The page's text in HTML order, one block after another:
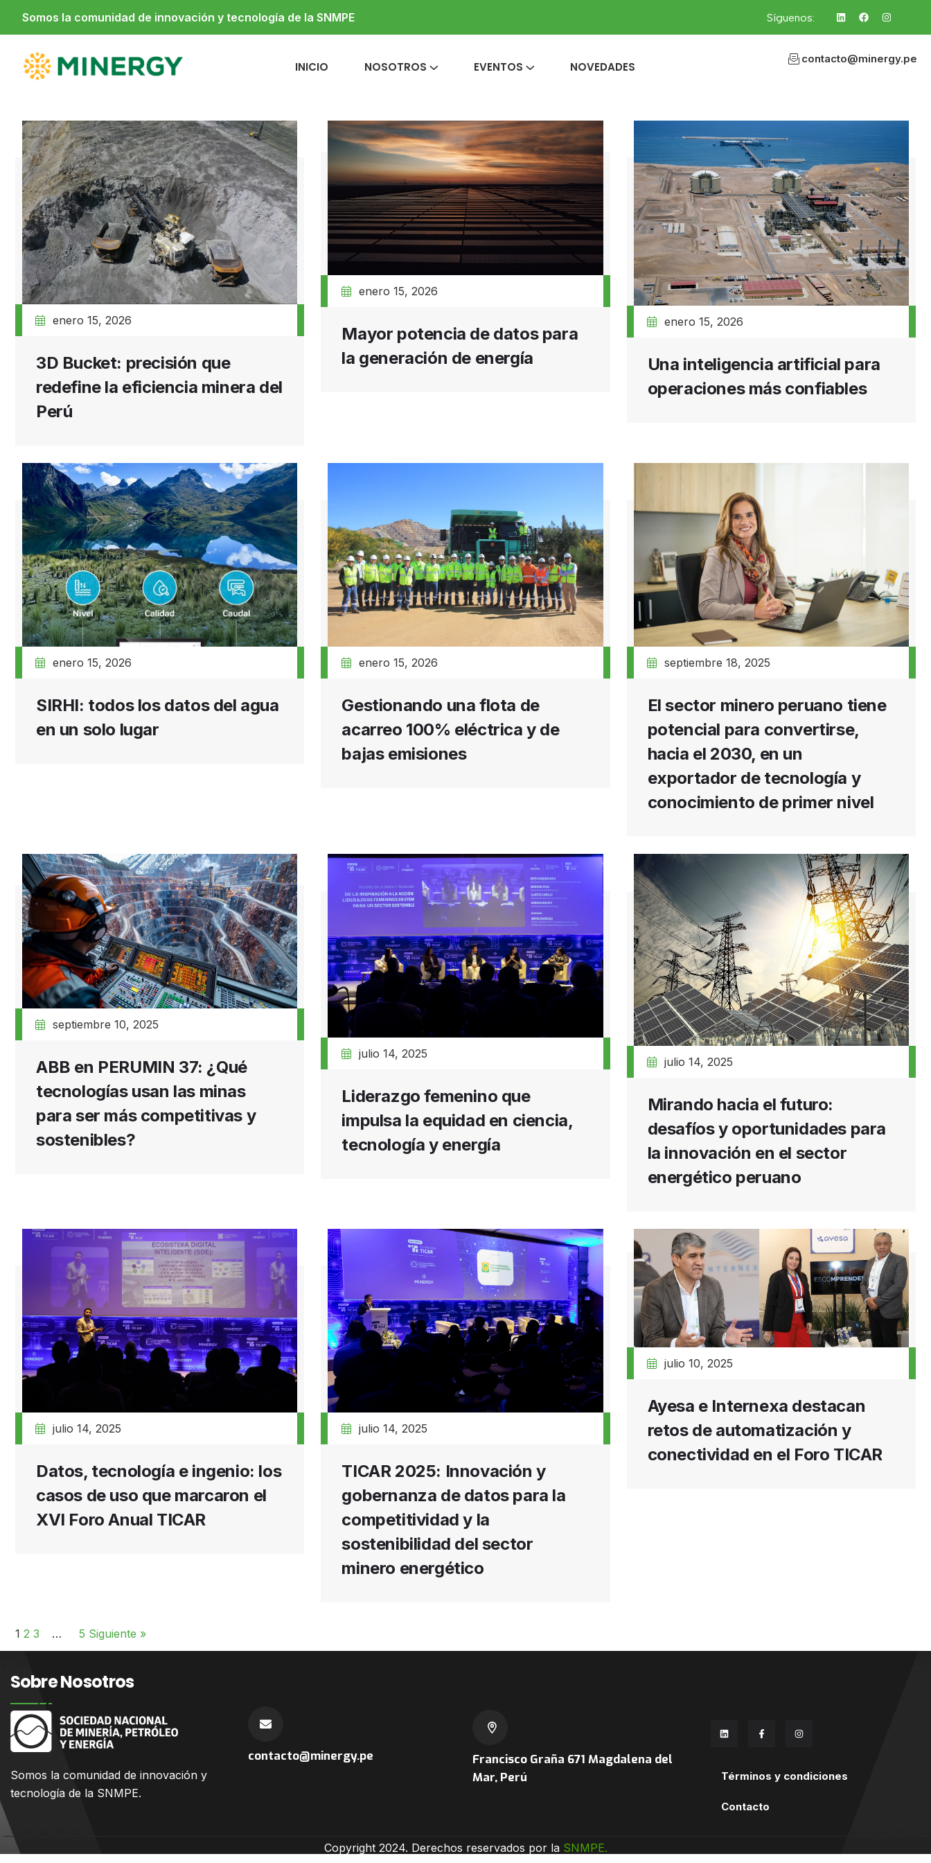
Somos la comunidad de innovación y tecnología de la SNMPE Síguenos:
INICIO NOSOTROS EVENTOS NOVEDADES
contacto@minergy.pe
enero 15, 2026
3D Bucket: precisión que
redefine la eficiencia minera del
Perú
enero 15, 2026
Mayor potencia de datos para
la generación de energía
enero 15, 2026
Una inteligencia artificial para
operaciones más confiables
enero 15, 2026
SIRHI: todos los datos del agua
en un solo lugar
enero 15, 2026
Gestionando una flota de
acarreo 100% eléctrica y de
bajas emisiones
septiembre 18, 2025
El sector minero peruano tiene
potencial para convertirse,
hacia el 2030, en un
exportador de tecnología y
conocimiento de primer nivel
septiembre 10, 2025
ABB en PERUMIN 37: ¿Qué
tecnologías usan las minas
para ser más competitivas y
sostenibles?
julio 14, 2025
Liderazgo femenino que
impulsa la equidad en ciencia,
tecnología y energía
julio 14, 2025
Mirando hacia el futuro:
desafíos y oportunidades para
la innovación en el sector
energético peruano
julio 14, 2025
Datos, tecnología e ingenio: los
casos de uso que marcaron el
XVI Foro Anual TICAR
julio 14, 2025
TICAR 2025: Innovación y
gobernanza de datos para la
competitividad y la
sostenibilidad del sector
minero energético
julio 10, 2025
Ayesa e Internexa destacan
retos de automatización y
conectividad en el Foro TICAR
1 2 3 … 5 Siguiente »
Sobre Nosotros
Somos la comunidad de innovación y
tecnología de la SNMPE.
contacto@minergy.pe Francisco Graña 671 Magdalena del
Mar, Perú
Términos y condiciones
Contacto
Copyright 2024. Derechos reservados por la SNMPE.